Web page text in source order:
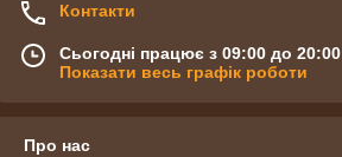
Контакти
Сьогодні працює з 09:00 до 20:00
Показати весь графік роботи
Про нас